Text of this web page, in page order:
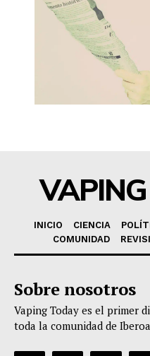
INICIO CIENCIA
COMUNIDAD
Sobre nosotros
Vaping Today es el primer
toda la comunidad de